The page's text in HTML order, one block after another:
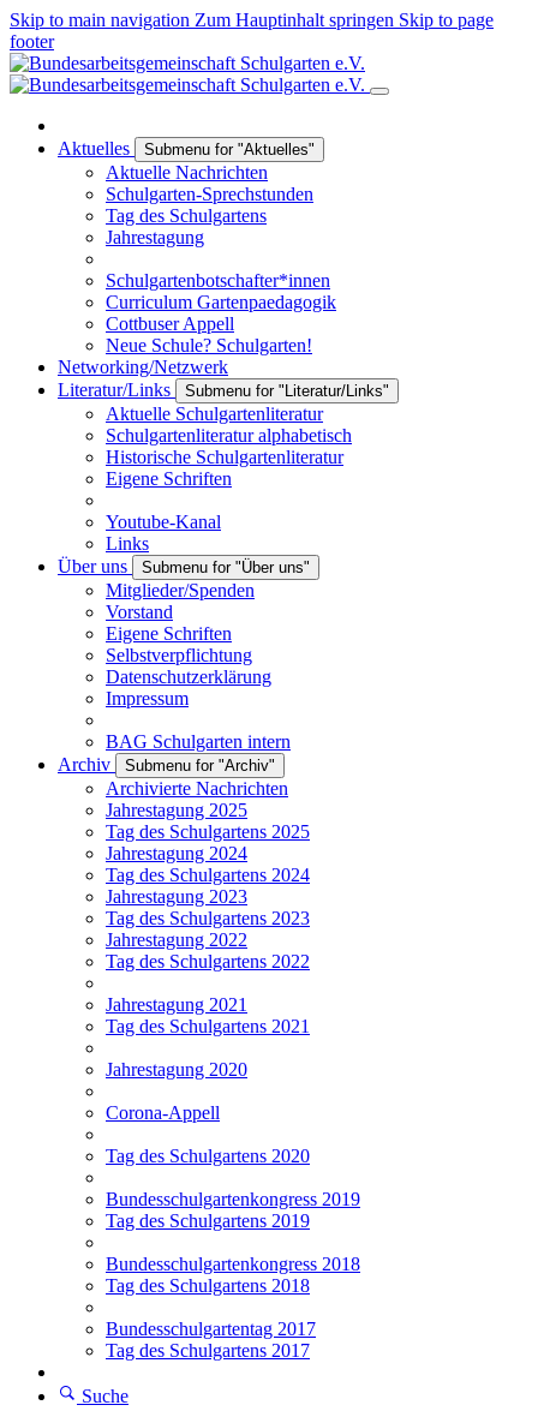
Skip to main navigation Zum Hauptinhalt springen Skip to page
footer
Aktuelles Submenu for "Aktuelles"
Aktuelle Nachrichten
Schulgarten-Sprechstunden
Tag des Schulgartens
Jahrestagung
Schulgartenbotschafter*innen
Curriculum Gartenpaedagogik
Cottbuser Appell
Neue Schule? Schulgarten!
Networking/Netzwerk
Literatur/Links
Submenu for "Literatur/Links"
Aktuelle Schulgartenliteratur
Schulgartenliteratur alphabetisch
Historische Schulgartenliteratur
Eigene Schriften
Youtube-Kanal
Links
Über uns
Submenu for "Über uns"
Mitglieder/Spenden
Vorstand
Eigene Schriften
Selbstverpflichtung
Datenschutzerklärung
Impressum
BAG Schulgarten intern
Archiv
Submenu for "Archiv"
Archivierte Nachrichten
Jahrestagung 2025
Tag des Schulgartens 2025
Jahrestagung 2024
Tag des Schulgartens 2024
Jahrestagung 2023
Tag des Schulgartens 2023
Jahrestagung 2022
Tag des Schulgartens 2022
Jahrestagung 2021
Tag des Schulgartens 2021
Jahrestagung 2020
Corona-Appell
Tag des Schulgartens 2020
Bundesschulgartenkongress 2019
Tag des Schulgartens 2019
Bundesschulgartenkongress 2018
Tag des Schulgartens 2018
Bundesschulgartentag 2017
Tag des Schulgartens 2017
Suche